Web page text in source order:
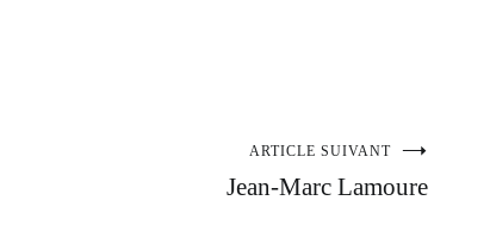
ARTICLE SUIVANT
Jean-Marc Lamoure